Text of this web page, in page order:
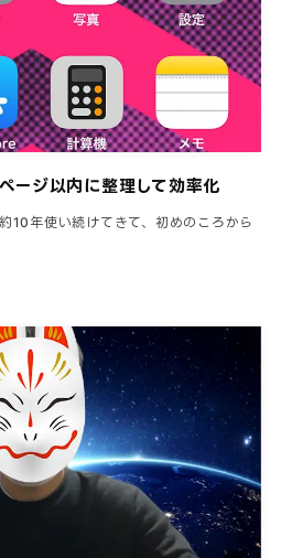
ージ以内に整理して効率化
10年使い続けてきて、初めのころから